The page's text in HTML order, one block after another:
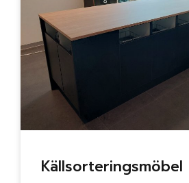
Källsorteringsmöbel